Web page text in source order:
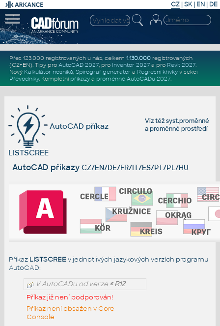
CZ | SK| EN | DE
Přes 123.000 registrovaných u nás, celkem 1.130.000registrovaných
(CZ+EN). Tipy pro AutoCAD 2027, pro Inventor 2027a pro Revit 2027.
Nový Kalkulátor nosníků, Spirograf generátor a Regresní křivkyv sekci
Převodníky. Kompletní příkazya proměnné AutoCADu 2027.
Viz téžsyst.proměnné
aproměnné prostředí
AutoCAD příkaz
LISTSCREE
AutoCAD příkazy CZ/EN/DE/FR/IT/ES/PT/PL/HU
Příkaz LISTSCREEv jednotlivých jazykových verzích programu
AutoCAD:
V AutoCADu od verze≤ R12
Příkaz již není podporován!
Příkaz není obsažen v Core
Console